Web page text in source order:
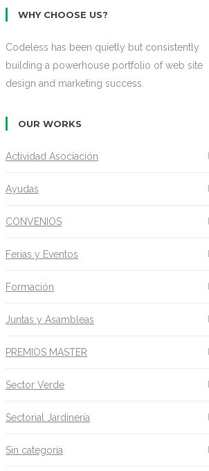
WHY CHOOSE US?
Codeless has been quietly but consistently
building a powerhouse portfolio of web site
design and marketing success.
OUR WORKS
Actividad Asociación
Ayudas
CONVENIOS
Ferias y Eventos
Formación
Juntas y Asambleas
PREMIOS MASTER
Sector Verde
Sectorial Jardinería
Sin categoría